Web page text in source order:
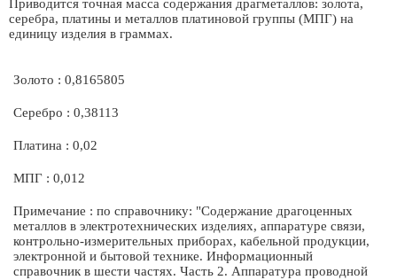
Приводится точная масса содержания драгметаллов: золота,
серебра, платины и металлов платиновой группы (МПГ) на
единицу изделия в граммах.
Золото : 0,8165805
Серебро : 0,38113
Платина : 0,02
МПГ : 0,012
Примечание : по справочнику: "Содержание драгоценных
металлов в электротехнических изделиях, аппаратуре связи,
контрольно-измерительных приборах, кабельной продукции,
электронной и бытовой технике. Информационный
справочник в шести частях. Часть 2. Аппаратура проводной